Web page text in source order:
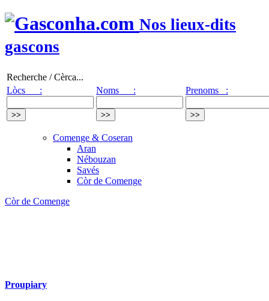
Nos lieux-dits
gascons
Recherche / Cèrca...
Lòcs :
Noms : Prenoms :
Comenge & Coseran
Aran
Nébouzan
Savés
Còr de Comenge
Còr de Comenge
Proupiary